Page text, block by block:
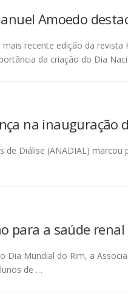
Amoedo
mais recente edição da
da criação do Dia
na inauguração
de Diálise (ANADIAL)
para a saúde
Mundial do Rim, a
de …